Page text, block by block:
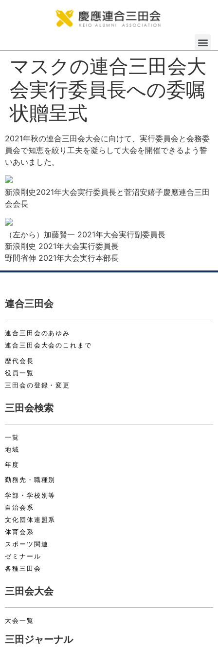
マスクの連合三田会大
会実行委員長への委嘱
状贈呈式
2021年秋の連合三田会大会に向けて、実行委員会と会務委
員会で知恵を絞り工夫を凝らして大会を開催できるよう誓
いあいました。
新浪剛史2021年大会実行委員長と菅沼安嬉子慶應連合三田
会会長
（左から）加藤賢一 2021年大会実行副委員長
新浪剛史 2021年大会実行委員長
野間省伸 2021年大会実行本部長
連合三田会
連合三田会のあゆみ
連合三田会大会のこれまで
歴代会長
役員一覧
三田会の登録・変更
三田会検索
一覧
地域
年度
勤務先・職種別
学部・学校別等
自治会系
文化団体連盟系
体育会系
スポーツ関連
ゼミナール
各種三田会
三田会大会
大会一覧
三田ジャーナル